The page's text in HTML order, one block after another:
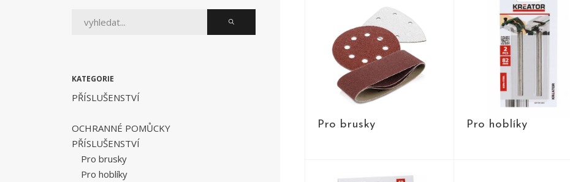
Pro brusky Pro hoblíky
KATEGORIE
PŘÍSLUŠENSTVÍ
OCHRANNÉ POMŮCKY
PŘÍSLUŠENSTVÍ
Pro brusky
Pro hoblíky